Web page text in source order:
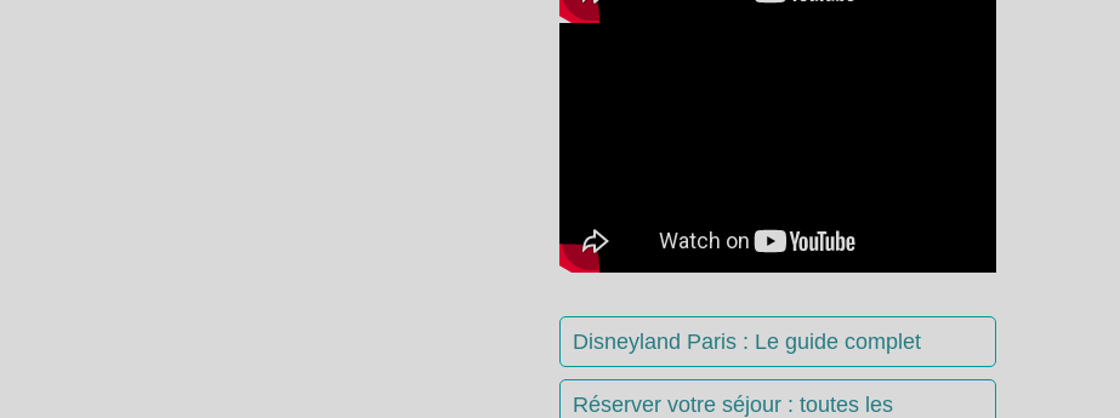
Disneyland Paris : Le guide complet
Réserver votre séjour : toutes les